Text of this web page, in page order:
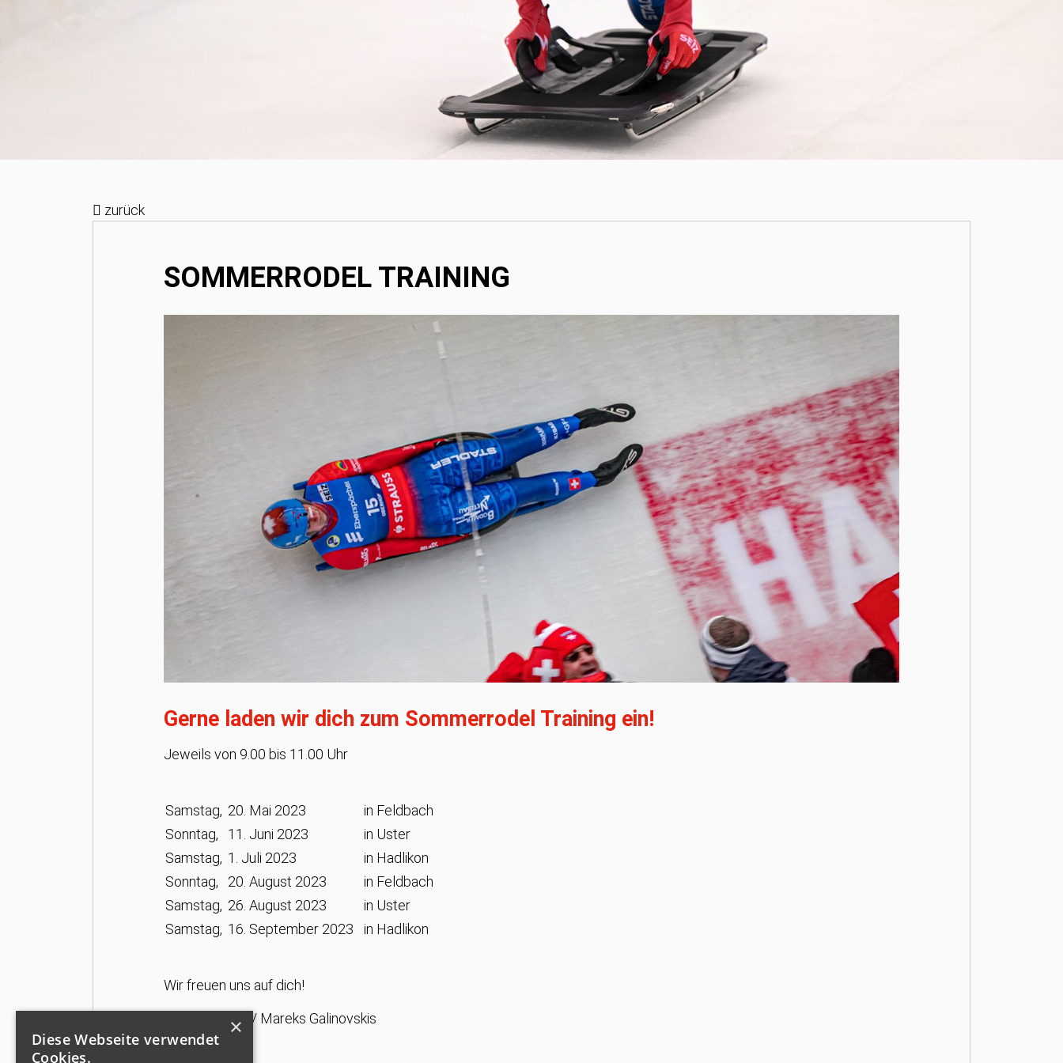
zurück
SOMMERRODEL TRAINING
Gerne laden wir dich zum Sommerrodel Training ein!
Jeweils von 9.00 bis 11.00 Uhr
Samstag, 20. Mai 2023
in Feldbach
Sonntag,
11. Juni 2023
in Uster
Samstag, 1. Juli 2023
in Hadlikon
Sonntag,
20. August 2023
in Feldbach
Samstag, 26. August 2023
in Uster
Samstag, 16. September 2023 in Hadlikon
Wir freuen uns auf dich!
Bildquelle: FIL / Mareks Galinovskis
×
Diese Webseite verwendet
Cookies.